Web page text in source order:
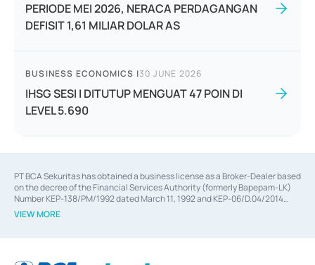
PERIODE MEI 2026, NERACA PERDAGANGAN
DEFISIT 1,61 MILIAR DOLAR AS
BUSINESS ECONOMICS |30 JUNE 2026
IHSG SESI I DITUTUP MENGUAT 47 POIN DI
LEVEL 5.690
PT BCA Sekuritas has obtained a business license as a Broker-Dealer based
on the decree of the Financial Services Authority (formerly Bapepam-LK)
Number KEP-138/PM/1992 dated March 11, 1992 and KEP-06/D.04/2014
dated February 28, 2014, a business license as an Underwriter based on the
decree of the Financial Services Authority Number KEP-12/PM/PEE/1997
VIEW MORE